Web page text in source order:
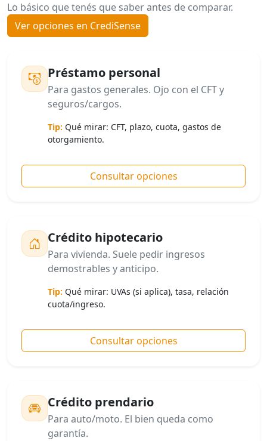
Lo básico que tenés que saber antes de comparar.
Ver opciones en CrediSense
Préstamo personal
Para gastos generales. Ojo con el CFT y
seguros/cargos.
Tip: Qué mirar: CFT, plazo, cuota, gastos de
otorgamiento.
Consultar opciones
Crédito hipotecario
Para vivienda. Suele pedir ingresos
demostrables y anticipo.
Tip: Qué mirar: UVAs (si aplica), tasa, relación
cuota/ingreso.
Consultar opciones
Crédito prendario
Para auto/moto. El bien queda como
garantía.